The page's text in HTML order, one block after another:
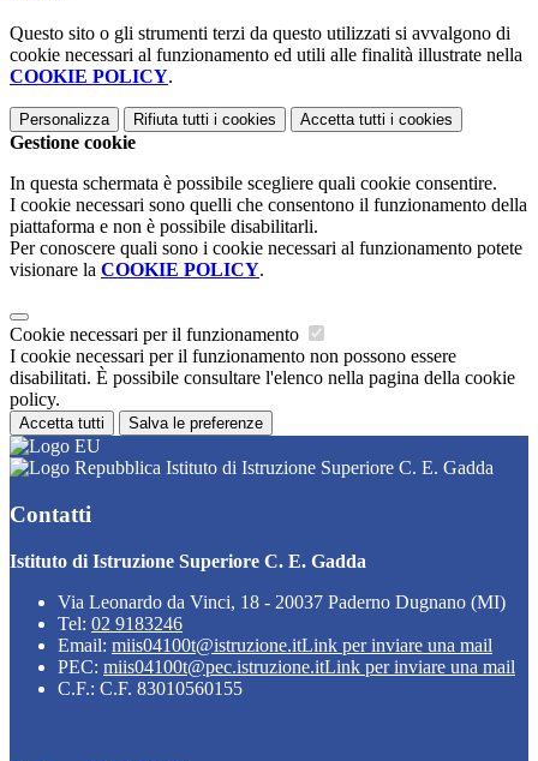
Questo sito o gli strumenti terzi da questo utilizzati si avvalgono di
cookie necessari al funzionamento ed utili alle finalità illustrate nella
COOKIE POLICY.
Personalizza Rifiuta tutti i cookies Accetta tutti i cookies
Gestione cookie
In questa schermata è possibile scegliere quali cookie consentire.
I cookie necessari sono quelli che consentono il funzionamento della
piattaforma e non è possibile disabilitarli.
Per conoscere quali sono i cookie necessari al funzionamento potete
visionare la COOKIE POLICY.
Cookie necessari per il funzionamento
I cookie necessari per il funzionamento non possono essere
disabilitati. È possibile consultare l'elenco nella pagina della cookie
policy.
Accetta tutti Salva le preferenze
Istituto di Istruzione Superiore C. E. Gadda
Contatti
Istituto di Istruzione Superiore C. E. Gadda
Via Leonardo da Vinci, 18 - 20037 Paderno Dugnano (MI)
Tel: 02 9183246
Email: miis04100t@istruzione.itLink per inviare una mail
PEC: miis04100t@pec.istruzione.itLink per inviare una mail
C.F.: C.F. 83010560155